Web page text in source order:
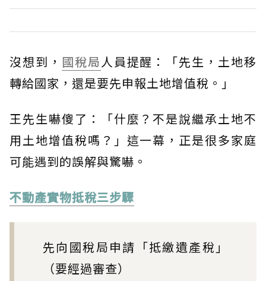
沒想到， 國稅局人員提醒：「先生，土地移
轉給國家，還是要先申報土地增值稅。」
王先生嚇傻了：「什麼？不是說繼承土地不
用土地增值稅嗎？」這一幕，正是很多家庭
可能遇到的誤解與驚嚇。
不動產實物抵稅三步驟
先向國稅局申請「抵繳遺產稅」
（要經過審查）